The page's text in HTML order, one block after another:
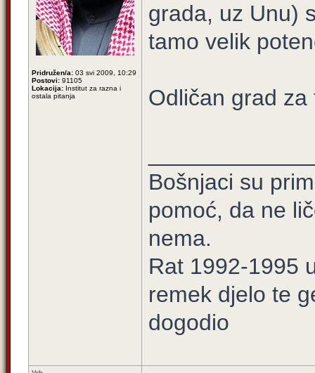
Pridružen/a: 03 svi 2009, 10:29
Postovi: 91105
Lokacija: Institut za razna i
ostala pitanja
grada, uz Unu)
tamo velik
Odličan grad
Bošnjaci su
pomoć, da ne
nema.
Rat 1992-1995
remek djelo te
dogodio